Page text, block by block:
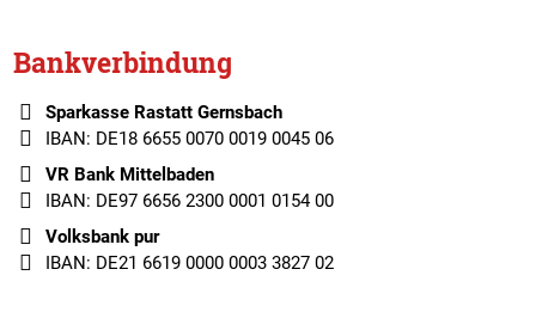
Bankverbindung
Sparkasse Rastatt Gernsbach
IBAN: DE18 6655 0070 0019 0045 06
VR Bank Mittelbaden
IBAN: DE97 6656 2300 0001 0154 00
Volksbank pur
IBAN: DE21 6619 0000 0003 3827 02